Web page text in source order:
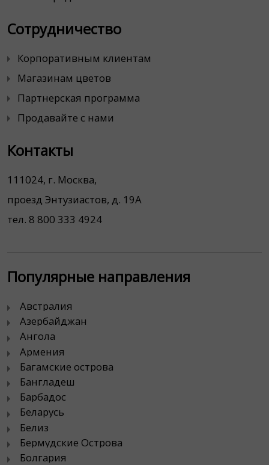
Сотрудничество
Корпоративным клиентам
Магазинам цветов
Партнерская программа
Продавайте с нами
Контакты
111024, г. Москва,
проезд Энтузиастов, д. 19А
тел. 8 800 333 4924
Популярные направления
Австралия
Азербайджан
Ангола
Армения
Багамские острова
Бангладеш
Барбадос
Беларусь
Белиз
Бермудские Острова
Болгария